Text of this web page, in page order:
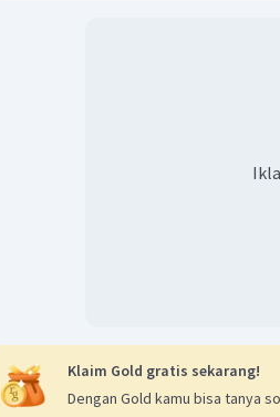
Klaim Gold gratis sekarang!
Dengan Gold kamu bisa tanya